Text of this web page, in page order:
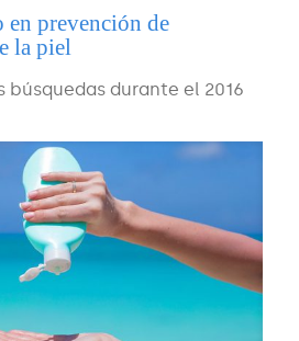
en prevención de
la piel
búsquedas durante el 2016